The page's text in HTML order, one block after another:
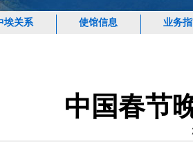
埃关系 使馆信息 业务
中国春节